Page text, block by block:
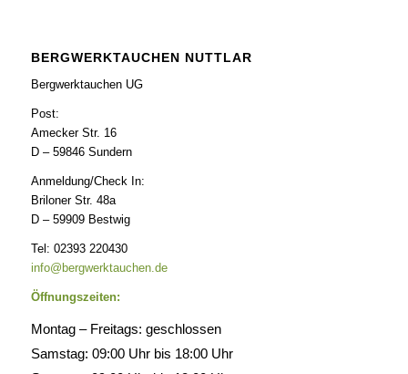
BERGWERKTAUCHEN NUTTLAR
Bergwerktauchen UG
Post:
Amecker Str. 16
D – 59846 Sundern
Anmeldung/Check In:
Briloner Str. 48a
D – 59909 Bestwig
Tel: 02393 220430
info@bergwerktauchen.de
Öffnungszeiten:
Montag – Freitags: geschlossen
Samstag: 09:00 Uhr bis 18:00 Uhr